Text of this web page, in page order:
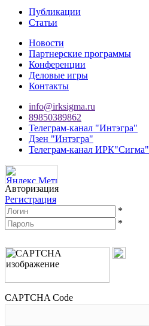
Публикации
Статьи
Новости
Партнерские программы
Конференции
Деловые игры
Контакты
info@irksigma.ru
89850389862
Телеграм-канал "Интэгра"
Дзен "Интэгра"
Телеграм-канал ИРК"Сигма"
Авторизация
Регистрация
*
*
CAPTCHA Code